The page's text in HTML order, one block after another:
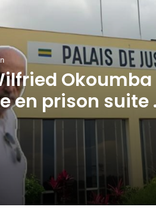
Okoumba
en prison suite
de Pierre Duro !
avec la Guinée
avance dans